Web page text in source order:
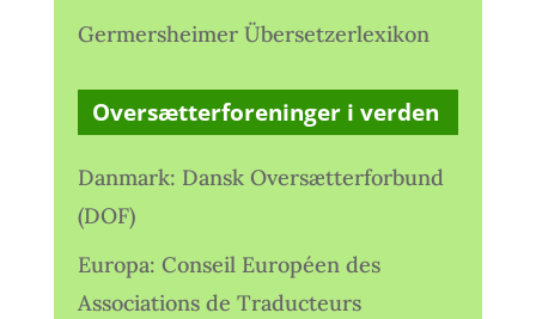
Germersheimer Übersetzerlexikon
Oversætterforeninger i verden
Danmark: Dansk Oversætterforbund
(DOF)
Europa: Conseil Européen des
Associations de Traducteurs